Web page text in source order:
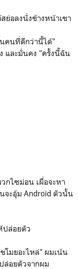
อลงนั่งข้างหน้าเขา
คนที่ดีกว่านี้ได้"
และมั่นคง "ครั้งนี้ฉัน
ไซม่อน เผื่อจะหา
จะอุ้ม Android ตัวนั้น
ปล่อยตัว
โมยอะไหล่" ผมเน้น
ล่อยตัวจากผม